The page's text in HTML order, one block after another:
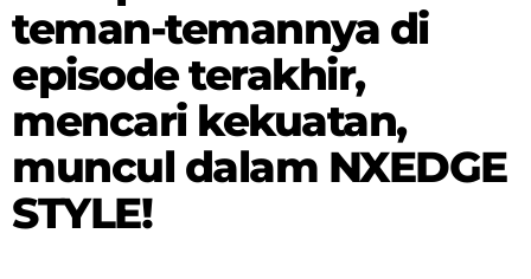
teman-temannya di
episode terakhir,
mencari kekuatan,
muncul dalam NXEDGE
STYLE!